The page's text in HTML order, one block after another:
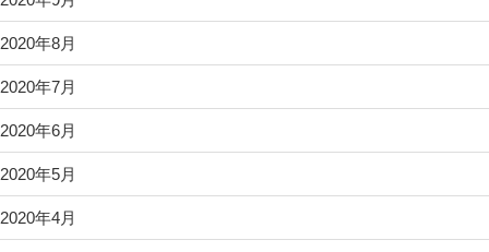
2020年8月
2020年7月
2020年6月
2020年5月
2020年4月